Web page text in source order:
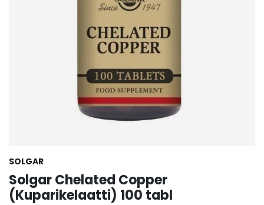
SOLGAR
Solgar Chelated Copper
(Kuparikelaatti) 100 tabl